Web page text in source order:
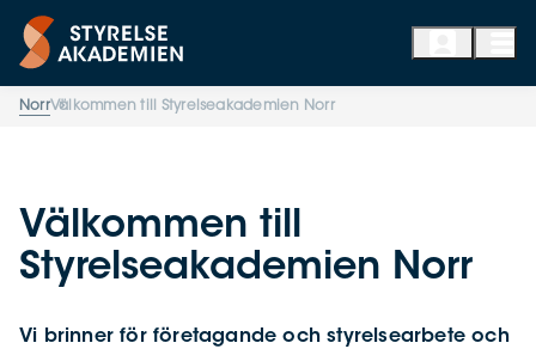
NorrVälkommen till Styrelseakademien Norr
Välkommen till
Styrelseakademien Norr
Vi brinner för företagande och styrelsearbete och